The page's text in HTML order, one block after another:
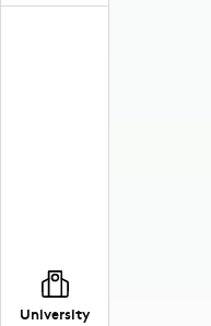
University